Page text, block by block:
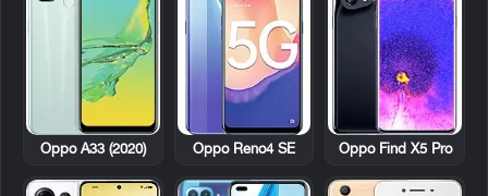
Oppo Find X5 Pro
Oppo Reno4 SE
Oppo A33 (2020)